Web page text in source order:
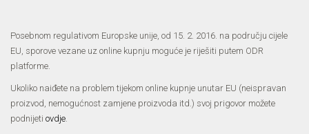
Posebnom regulativom Europske unije, od 15. 2. 2016. na području cijele
EU, sporove vezane uz online kupnju moguće je riješiti putem ODR
platforme.
Ukoliko naiđete na problem tijekom online kupnje unutar EU (neispravan
proizvod, nemogućnost zamjene proizvoda itd.) svoj prigovor možete
podnijeti ovdje